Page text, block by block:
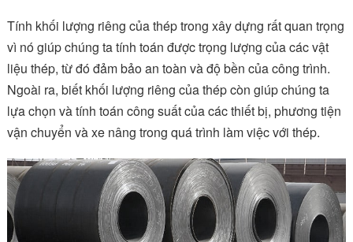
Tính khối lượng riêng của thép trong xây dựng rất quan trọng
vì nó giúp chúng ta tính toán được trọng lượng của các vật
liệu thép, từ đó đảm bảo an toàn và độ bền của công trình.
Ngoài ra, biết khối lượng riêng của thép còn giúp chúng ta
lựa chọn và tính toán công suất của các thiết bị, phương tiện
vận chuyển và xe nâng trong quá trình làm việc với thép.